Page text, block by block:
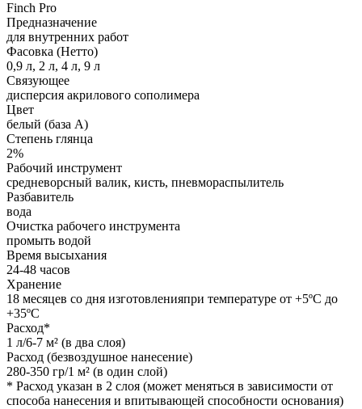
Finch Pro
Предназначение
для внутренних работ
Фасовка (Нетто)
0,9 л, 2 л, 4 л, 9 л
Связующее
дисперсия акрилового сополимера
Цвет
белый (база А)
Степень глянца
2%
Рабочий инструмент
средневорсный валик, кисть, пневмораспылитель
Разбавитель
вода
Очистка рабочего инструмента
промыть водой
Время высыхания
24-48 часов
Хранение
18 месяцев со дня изготовленияпри температуре от +5ºС до
+35ºС
Расход*
1 л/6-7 м² (в два слоя)
Расход (безвоздушное нанесение)
280-350 гр/1 м² (в один слой)
* Расход указан в 2 слоя (может меняться в зависимости от
способа нанесения и впитывающей способности основания)